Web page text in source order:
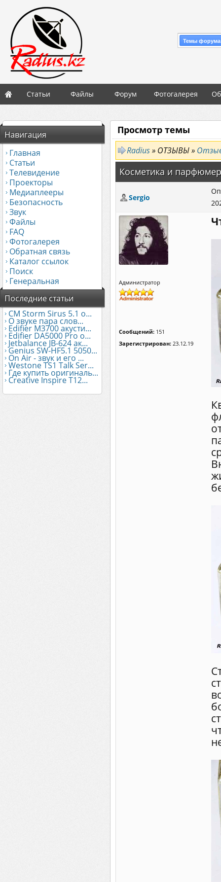
Темы
Статьи Файлы Форум Фотогалерея
Навигация
Главная
Статьи
Телевидение
Проекторы
Медиаплееры
Безопасность
Звук
Файлы
FAQ
Фотогалерея
Обратная связь
Каталог ссылок
Поиск
Генеральная
Последние статьи
CM Storm Sirus 5.1 о...
О звуке пара слов...
Edifier М3700 акусти...
Edifier DA5000 Pro о...
Jetbalance JB-624 ак...
Genius SW-HF5.1 5050...
On Air - звук и его ...
Westone TS1 Talk Ser...
Где купить оригиналь...
Creative Inspire T12...
Просмотр темы
Radius» ОТЗЫВЫ »
Косметика и
Sergio
Администратор
Сообщений: 151
Зарегистрирован: 23.12.19